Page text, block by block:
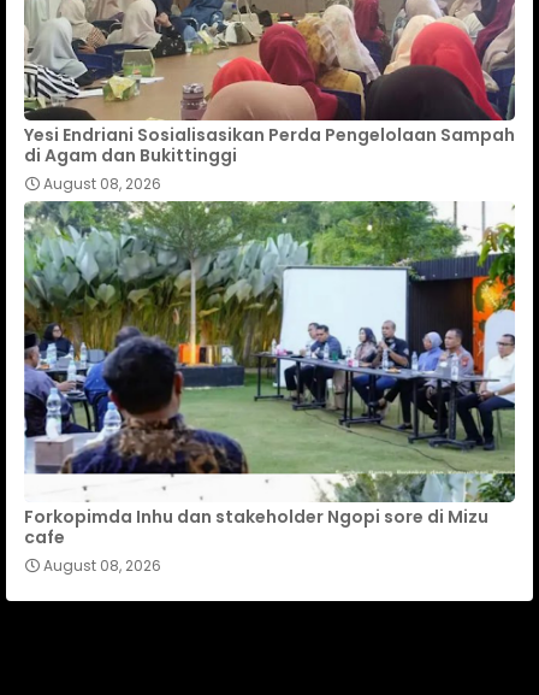
Yesi Endriani Sosialisasikan Perda Pengelolaan Sampah
di Agam dan Bukittinggi
August 08, 2026
Forkopimda Inhu dan stakeholder Ngopi sore di Mizu
cafe
August 08, 2026